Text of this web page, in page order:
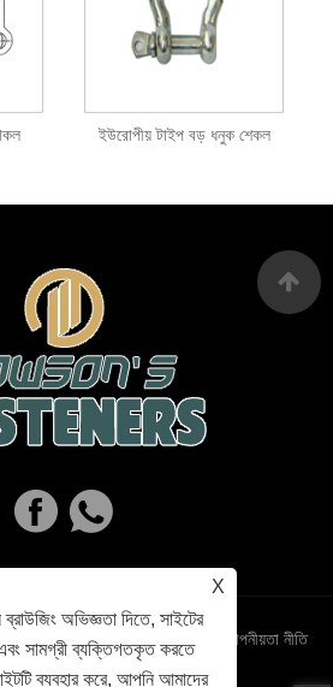
ইউরোপীয় টাইপ বড় ধনুক শেকল
X
অভিজ্ঞতা দিতে, সাইটের
সামগ্রী ব্যক্তিগতকৃত করতে
ব্যবহার করে, আপনি আমাদের
RSS গোপনীয়তা নীতি